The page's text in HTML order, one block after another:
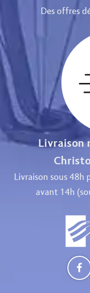
Des offres
Livraison
Livraison sous 48h
avant 14h